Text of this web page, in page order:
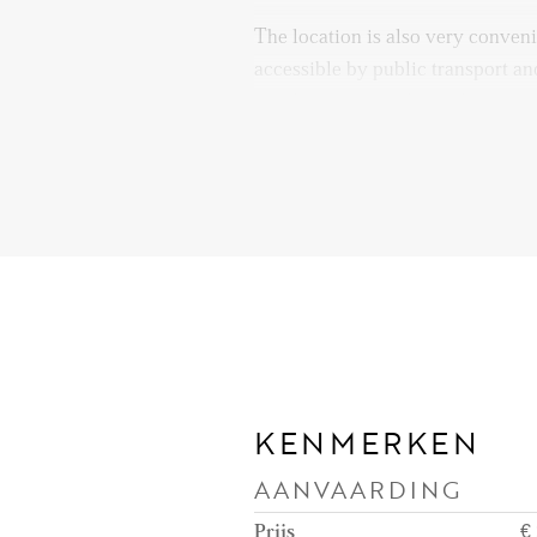
The location is also very
accessible by public transport
built-in appliances. The kitchen
fridge with freezer, oven,
and extractor hood.
KENMERKEN
AANVAARDING
Prijs €